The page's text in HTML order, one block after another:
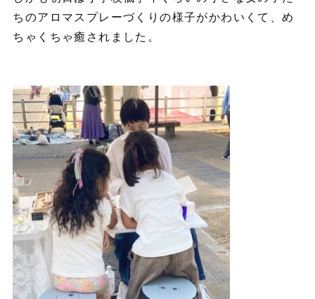
ちのアロマスプレーづくりの様子がかわいくて、め
ちゃくちゃ癒されました。